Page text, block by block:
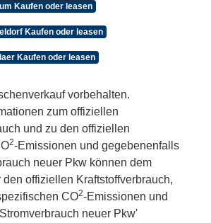
Kaufen oder leasen
Kaufen oder leasen
Kaufen oder leasen
vorbehalten.
zum offiziellen
und zu den offiziellen
2-Emissionen und gegebenenfalls
neuer Pkw können dem
offiziellen Kraftstoffverbrauch,
CO2-Emissionen und
neuer Pkw'